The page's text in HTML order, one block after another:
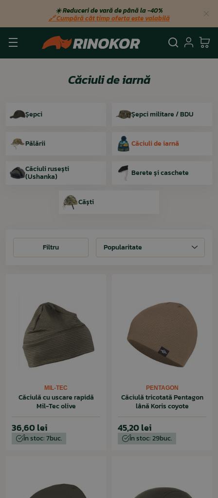
☀️ Reduceri de vară de până la −40%
🔗 Cumpără cât timp oferta este valabilă
Căutare
Căciuli de iarnă
Șepci Șepci militare / BDU
Pălării Căciuli de iarnă
Căciuli rusești
(Ushanka) Berete și caschete
Căști
FiltruFiltru Popularitate
MIL-TEC
Căciulă cu uscare rapidă
Mil-Tec olive
36,60 lei
În stoc: 7buc.
PENTAGON
Căciulă tricotată Pentagon
lână Koris coyote
45,20 lei
În stoc: 29buc.